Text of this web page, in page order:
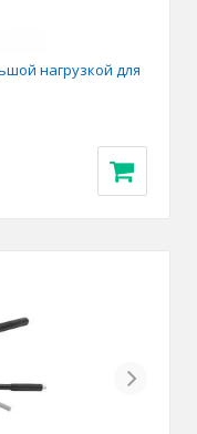
нагрузкой для
Next